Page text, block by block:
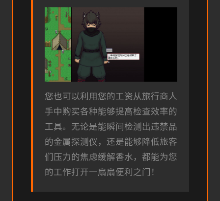
您也可以利用您的工资从旅行商人
手中购买各种能够提高检查效率的
工具。无论是能瞬间检测出违禁品
的金属探测仪，还是能够降低旅客
们压力的焦虑缓解香水，都能为您
的工作打开一扇扇便利之门！